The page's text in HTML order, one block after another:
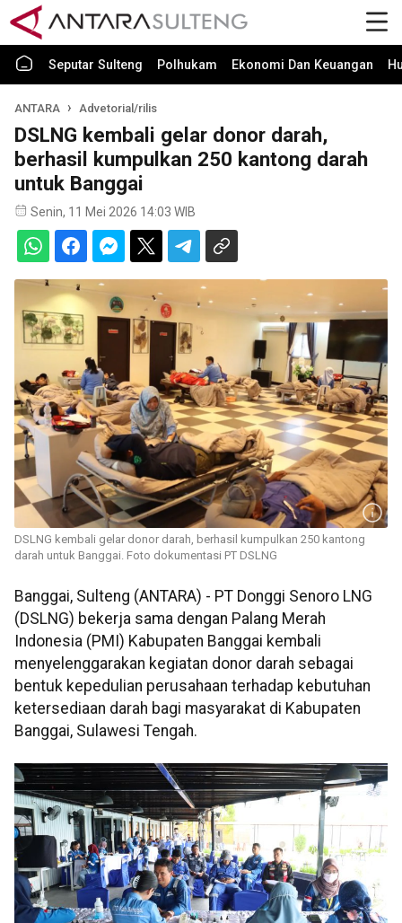
Seputar Sulteng Polhukam Ekonomi Dan Keuangan
ANTARA Advetorial/rilis
DSLNG kembali gelar donor darah,
berhasil kumpulkan 250 kantong darah
untuk Banggai
Senin, 11 Mei 2026 14:03 WIB
DSLNG kembali gelar donor darah, berhasil kumpulkan 250 kantong
darah untuk Banggai. Foto dokumentasi PT DSLNG
Banggai, Sulteng (ANTARA) - PT Donggi Senoro LNG
(DSLNG) bekerja sama dengan Palang Merah
Indonesia (PMI) Kabupaten Banggai kembali
menyelenggarakan kegiatan donor darah sebagai
bentuk kepedulian perusahaan terhadap kebutuhan
ketersediaan darah bagi masyarakat di Kabupaten
Banggai, Sulawesi Tengah.